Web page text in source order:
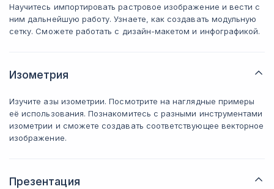
Научитесь импортировать растровое изображение и вести с
ним дальнейшую работу. Узнаете, как создавать модульную
сетку. Сможете работать с дизайн-макетом и инфографикой.
Изометрия
Изучите азы изометрии. Посмотрите на наглядные примеры
её использования. Познакомитесь с разными инструментами
изометрии и сможете создавать соответствующее векторное
изображение.
Презентация